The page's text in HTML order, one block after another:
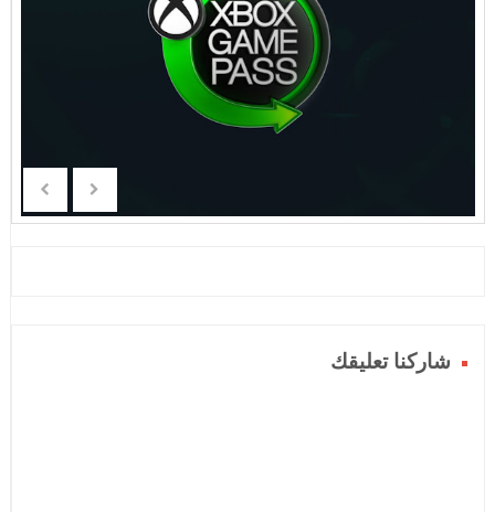
شاركنا تعليقك